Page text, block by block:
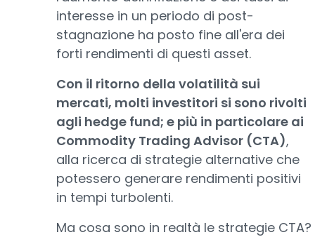
interesse in un periodo di post-
stagnazione ha posto fine all'era dei
forti rendimenti di questi asset.
Con il ritorno della volatilità sui
mercati, molti investitori si sono rivolti
agli hedge fund; e più in particolare ai
Commodity Trading Advisor (CTA),
alla ricerca di strategie alternative che
potessero generare rendimenti positivi
in tempi turbolenti.
Ma cosa sono in realtà le strategie CTA?